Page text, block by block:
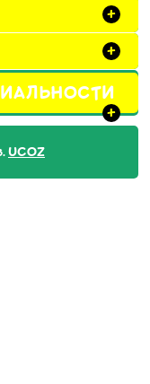
+
+
+
. UCOZ